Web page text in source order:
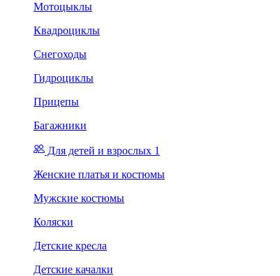
Мотоцыклы
Квадроциклы
Снегоходы
Гидроциклы
Прицепы
Багажники
Для детей и взрослых 1
Женские платья и костюмы
Мужские костюмы
Коляски
Детские кресла
Детские качалки